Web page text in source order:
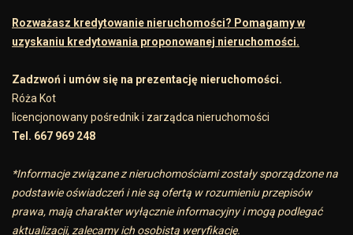
Rozważasz kredytowanie nieruchomości? Pomagamy w
uzyskaniu kredytowania proponowanej nieruchomości.
Zadzwoń i umów się na prezentację nieruchomości.
Róża Kot
licencjonowany pośrednik i zarządca nieruchomości
Tel. 667 969 248
*Informacje związane z nieruchomościami zostały sporządzone na
podstawie oświadczeń i nie są ofertą w rozumieniu przepisów
prawa, mają charakter wyłącznie informacyjny i mogą podlegać
aktualizacji, zalecamy ich osobistą weryfikację.